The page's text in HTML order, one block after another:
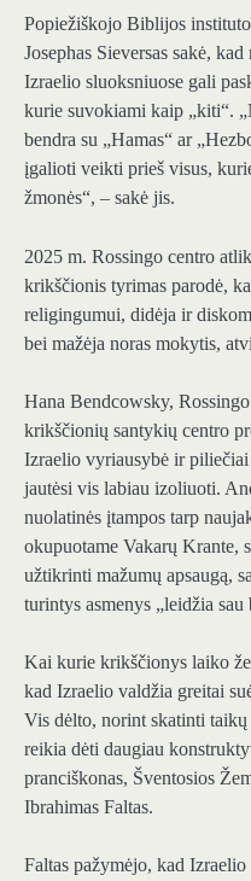
Popiežiškojo Biblijos
Josephas Sieversas sakė,
Izraelio sluoksniuose gali
kurie suvokiami kaip „kiti“.
bendra su „Hamas“ ar
įgalioti veikti prieš visus,
žmonės“, – sakė jis.
2025 m. Rossingo centro
krikščionis tyrimas parodė,
religingumui, didėja ir
bei mažėja noras mokytis,
Hana Bendcowsky,
krikščionių santykių centro
Izraelio vyriausybė ir piliečiai
jautėsi vis labiau izoliuoti.
nuolatinės įtampos tarp
okupuotame Vakarų Krante,
užtikrinti mažumų apsaugą,
turintys asmenys „leidžia sau
Kai kurie krikščionys laiko
kad Izraelio valdžia greitai
Vis dėlto, norint skatinti
reikia dėti daugiau
pranciškonas, Šventosios
Ibrahimas Faltas.
Faltas pažymėjo, kad